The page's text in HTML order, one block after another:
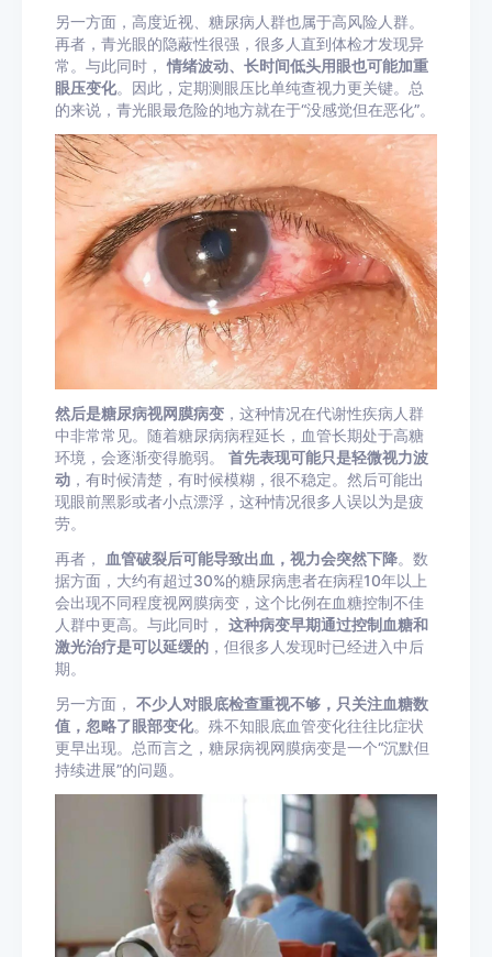
另一方面，高度近视、糖尿病人群也属于高风险人群。
再者，青光眼的隐蔽性很强，很多人直到体检才发现异
常。与此同时，情绪波动、长时间低头用眼也可能加重
眼压变化。因此，定期测眼压比单纯查视力更关键。总
的来说，青光眼最危险的地方就在于“没感觉但在恶化”。
然后是糖尿病视网膜病变 ，这种情况在代谢性疾病人群
中非常常见。随着糖尿病病程延长，血管长期处于高糖
环境，会逐渐变得脆弱。 首先表现可能只是轻微视力波
动 ，有时候清楚，有时候模糊，很不稳定。然后可能出
现眼前黑影或者小点漂浮，这种情况很多人误以为是疲
劳。
再者， 血管破裂后可能导致出血，视力会突然下降。数
据方面，大约有超过30%的糖尿病患者在病程10年以上
会出现不同程度视网膜病变，这个比例在血糖控制不佳
人群中更高。与此同时， 这种病变早期通过控制血糖和
激光治疗是可以延缓的 ，但很多人发现时已经进入中后
期。
另一方面， 不少人对眼底检查重视不够，只关注血糖数
值，忽略了眼部变化。殊不知眼底血管变化往往比症状
更早出现。总而言之，糖尿病视网膜病变是一个“沉默但
持续进展”的问题。